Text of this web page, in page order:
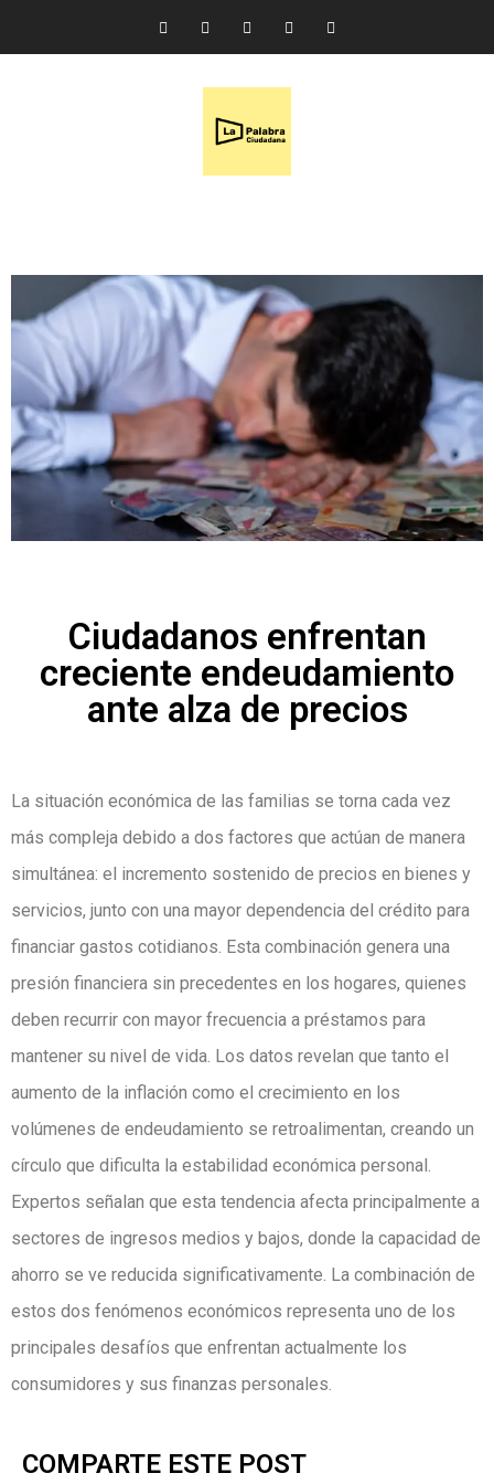
Ciudadanos enfrentan
creciente endeudamiento
ante alza de precios
La situación económica de las familias se torna cada vez
más compleja debido a dos factores que actúan de manera
simultánea: el incremento sostenido de precios en bienes y
servicios, junto con una mayor dependencia del crédito para
financiar gastos cotidianos. Esta combinación genera una
presión financiera sin precedentes en los hogares, quienes
deben recurrir con mayor frecuencia a préstamos para
mantener su nivel de vida. Los datos revelan que tanto el
aumento de la inflación como el crecimiento en los
volúmenes de endeudamiento se retroalimentan, creando un
círculo que dificulta la estabilidad económica personal.
Expertos señalan que esta tendencia afecta principalmente a
sectores de ingresos medios y bajos, donde la capacidad de
ahorro se ve reducida significativamente. La combinación de
estos dos fenómenos económicos representa uno de los
principales desafíos que enfrentan actualmente los
consumidores y sus finanzas personales.
COMPARTE ESTE POST